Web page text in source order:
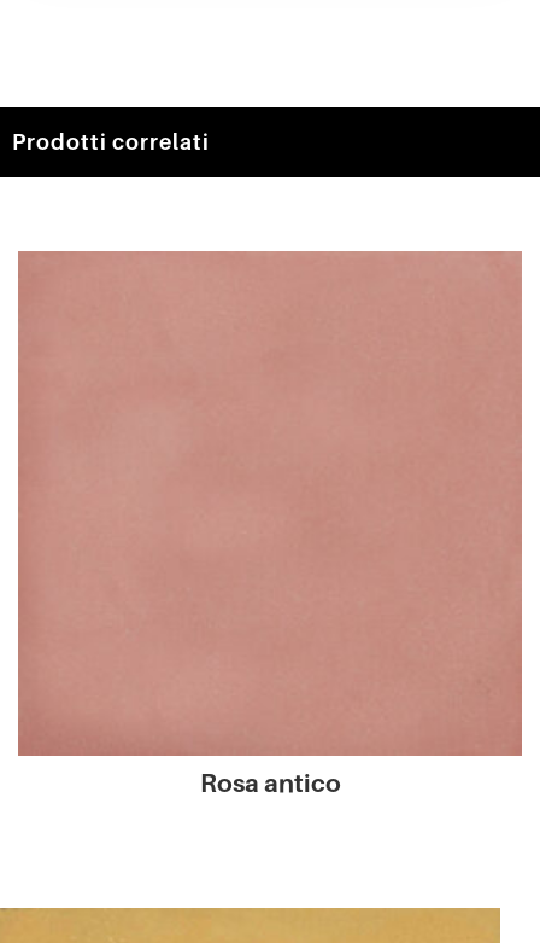
Prodotti correlati
Rosa antico